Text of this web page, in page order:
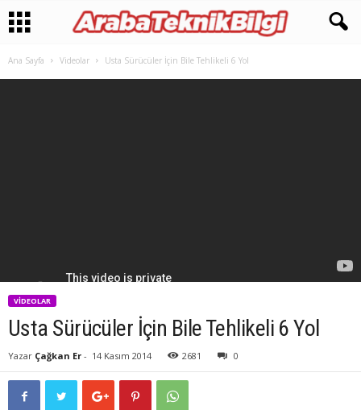
Ana Sayfa Videolar Usta Sürücüler İçin Bile Tehlikeli 6 Yol
VIDEOLAR
Usta Sürücüler İçin Bile Tehlikeli 6 Yol
Yazar Çağkan Er - 14 Kasım 2014 2681 0